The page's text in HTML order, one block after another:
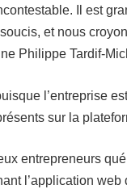
Il est
et nous
Philippe Tardif-
l’entreprise
sur la
entrepreneurs
l’application